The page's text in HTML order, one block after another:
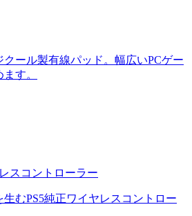
クール製有線パッド。幅広いPCゲー
す。
スコントローラー
むPS5純正ワイヤレスコントロー